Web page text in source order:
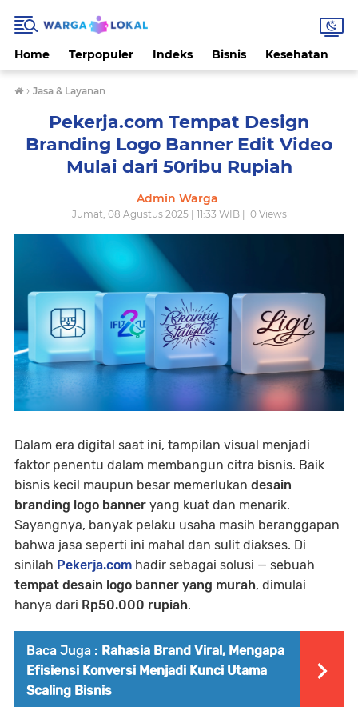
Home Terpopuler Indeks Bisnis Kesehatan
› Jasa & Layanan
Pekerja.com Tempat Design
Branding Logo Banner Edit Video
Mulai dari 50ribu Rupiah
Admin Warga
Jumat, 08 Agustus 2025 | 11:33 WIB | 0Views
Dalam era digital saat ini, tampilan visual menjadi
faktor penentu dalam membangun citra bisnis. Baik
bisnis kecil maupun besar memerlukan desain
branding logo banner yang kuat dan menarik.
Sayangnya, banyak pelaku usaha masih beranggapan
bahwa jasa seperti ini mahal dan sulit diakses. Di
sinilah Pekerja.com hadir sebagai solusi — sebuah
tempat desain logo banner yang murah, dimulai
hanya dari Rp50.000 rupiah.
Baca Juga : Rahasia Brand Viral, Mengapa
Efisiensi Konversi Menjadi Kunci Utama
Scaling Bisnis